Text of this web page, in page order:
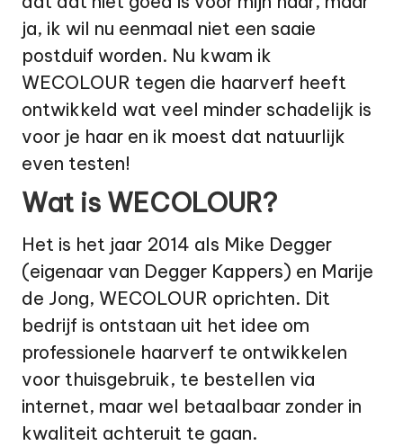
ja, ik wil nu eenmaal niet een saaie
postduif worden. Nu kwam ik
WECOLOUR tegen die haarverf heeft
ontwikkeld wat veel minder schadelijk is
voor je haar en ik moest dat natuurlijk
even testen!
Wat is WECOLOUR?
Het is het jaar 2014 als Mike Degger
(eigenaar van Degger Kappers) en Marije
de Jong, WECOLOUR oprichten. Dit
bedrijf is ontstaan uit het idee om
professionele haarverf te ontwikkelen
voor thuisgebruik, te bestellen via
internet, maar wel betaalbaar zonder in
kwaliteit achteruit te gaan.